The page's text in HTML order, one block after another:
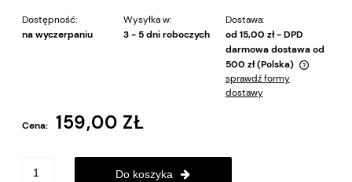
Dostępność:
na wyczerpaniu
Wysyłka w:
3 - 5 dni roboczych
Dostawa:
od 15,00 zł - DPD
darmowa dostawa od
500 zł(Polska)
Cena nie zawiera ewentualnych kosztów płatności
sprawdź formy
dostawy
Cena: 159,00 ZŁ
Do koszyka